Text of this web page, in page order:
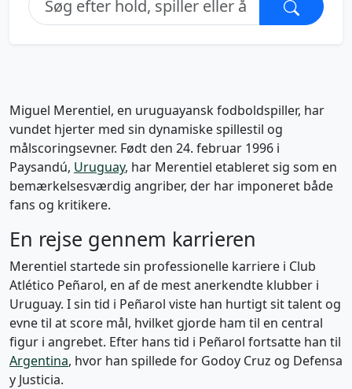
Miguel Merentiel, en uruguayansk fodboldspiller, har
vundet hjerter med sin dynamiske spillestil og
målscoringsevner. Født den 24. februar 1996 i
Paysandú, Uruguay, har Merentiel etableret sig som en
bemærkelsesværdig angriber, der har imponeret både
fans og kritikere.
En rejse gennem karrieren
Merentiel startede sin professionelle karriere i Club
Atlético Peñarol, en af de mest anerkendte klubber i
Uruguay. I sin tid i Peñarol viste han hurtigt sit talent og
evne til at score mål, hvilket gjorde ham til en central
figur i angrebet. Efter hans tid i Peñarol fortsatte han til
Argentina, hvor han spillede for Godoy Cruz og Defensa
y Justicia.